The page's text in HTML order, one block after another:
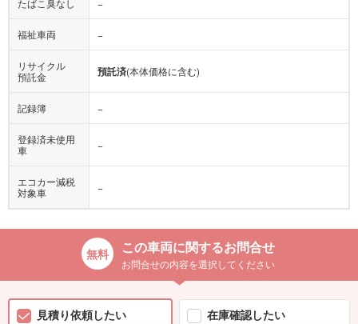
たばこ臭なし −
福祉車両 −
リサイクル
預託金
預託済(本体価格に含む)
記録簿 −
登録済未使用
車
−
エコカー減税
対象車
−
この車両に関するお問合せ
お問合せの内容を選択してください
見積り依頼したい
在庫確認したい